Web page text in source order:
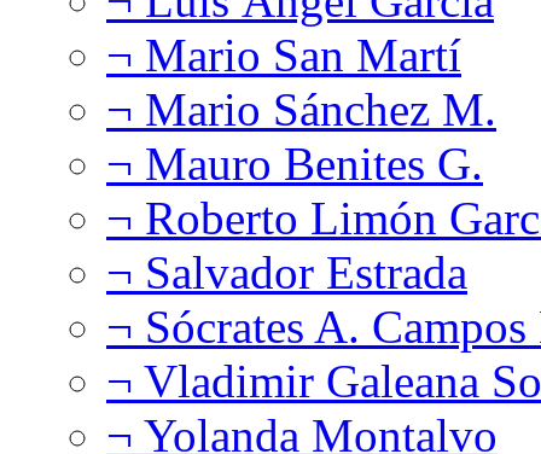
¬ Mario San Martí
¬ Mario Sánchez M.
¬ Mauro Benites G.
¬ Roberto Limón
¬ Salvador Estrada
¬ Sócrates A.
¬ Vladimir Galeana
¬ Yolanda Montalvo